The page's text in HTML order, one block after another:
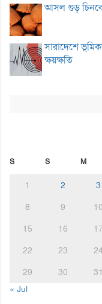
আসল গুড়
সারাদেশে
ক্ষয়ক্ষতি
S S M
1 2 3
8
9 10
15
16 17
22
23 24
29
30
31
« Jul